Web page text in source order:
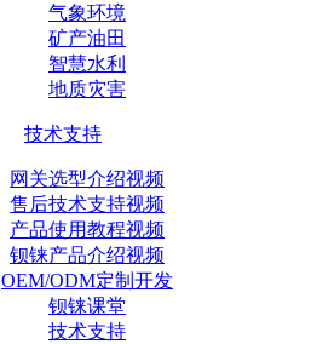
气象环境
矿产油田
智慧水利
地质灾害
技术支持
网关选型介绍视频
售后技术支持视频
产品使用教程视频
钡铼产品介绍视频
OEM/ODM定制开发
钡铼课堂
技术支持